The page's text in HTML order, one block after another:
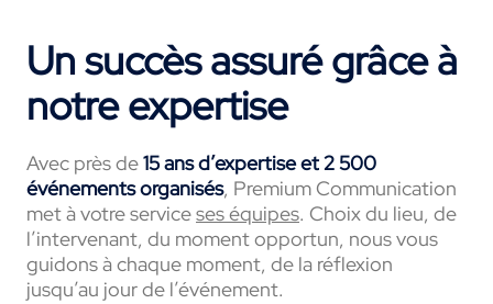
Un succès assuré grâce à
notre expertise
Avec près de15 ans d’expertise et 2 500
événements organisés, Premium Communication
met à votre serviceses équipes. Choix du lieu, de
l’intervenant, du moment opportun, nous vous
guidons à chaque moment, de la réflexion
jusqu’au jour de l’événement.